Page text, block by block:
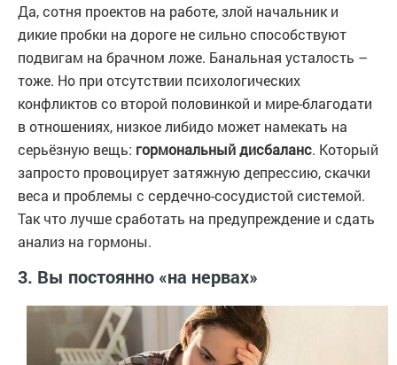
Да, сотня проектов на работе, злой начальник и
дикие пробки на дороге не сильно способствуют
подвигам на брачном ложе. Банальная усталость –
тоже. Но при отсутствии психологических
конфликтов со второй половинкой и мире-благодати
в отношениях, низкое либидо может намекать на
серьёзную вещь: гормональный дисбаланс. Который
запросто провоцирует затяжную депрессию, скачки
веса и проблемы с сердечно-сосудистой системой.
Так что лучше сработать на предупреждение и сдать
анализ на гормоны.
3. Вы постоянно «на нервах»